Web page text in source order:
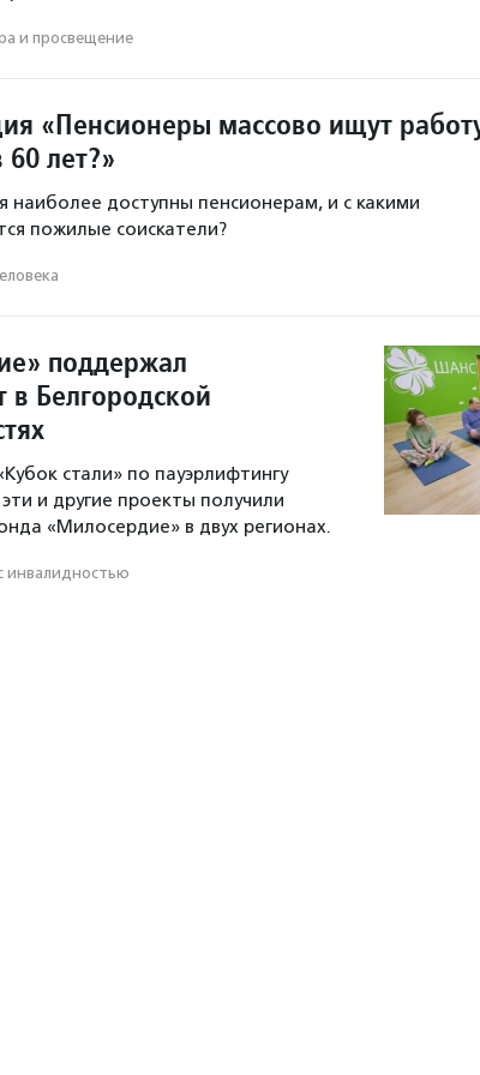
и просвещение
«Пенсионеры массово ищут
60 лет?»
наиболее доступны пенсионерам, и с какими
пожилые соискатели?
поддержал
в Белгородской
стали» по пауэрлифтингу
и другие проекты получили
«Милосердие» в двух регионах.
инвалидностью